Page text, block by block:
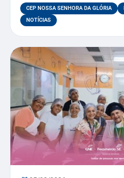
CEP NOSSA SENHORA DA GLÓRIA
NOTÍCIAS